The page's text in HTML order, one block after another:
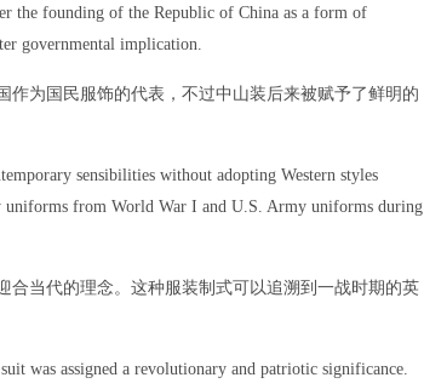
the founding of the Republic of China as a form of
governmental implication.
作为国民服饰的代表，不过中山装后来被赋予了鲜明的
sensibilities without adopting Western styles
uniforms from World War I and U.S. Army uniforms during
合当代的理念。这种服装制式可以追溯到一战时期的英
was assigned a revolutionary and patriotic significance.